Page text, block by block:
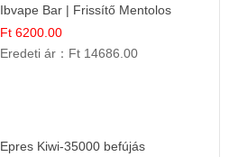
Ibvape Bar | Frissítő Mentolos
Élmény!
Ft 6200.00
Eredeti ár： Ft 14686.00
Epres Kiwi-35000 befújás